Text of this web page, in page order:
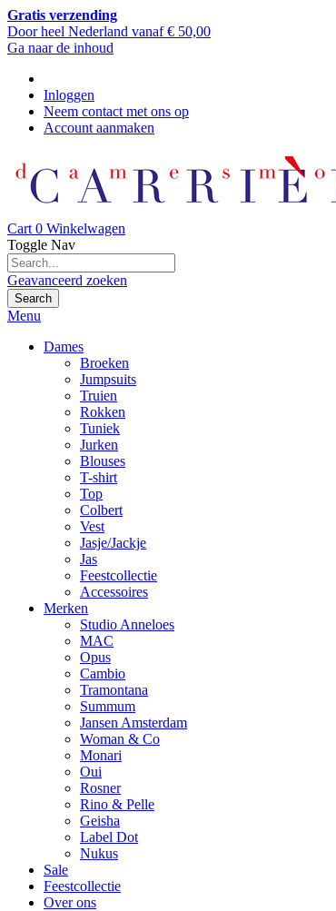
Gratis verzending
Door heel Nederland vanaf € 50,00
Ga naar de inhoud
Inloggen
Neem contact met ons op
Account aanmaken
Cart 0 Winkelwagen
Toggle Nav
Geavanceerd zoeken
Search
Menu
Dames
Broeken
Jumpsuits
Truien
Rokken
Tuniek
Jurken
Blouses
T-shirt
Top
Colbert
Vest
Jasje/Jackje
Jas
Feestcollectie
Accessoires
Merken
Studio Anneloes
MAC
Opus
Cambio
Tramontana
Summum
Jansen Amsterdam
Woman & Co
Monari
Oui
Rosner
Rino & Pelle
Geisha
Label Dot
Nukus
Sale
Feestcollectie
Over ons